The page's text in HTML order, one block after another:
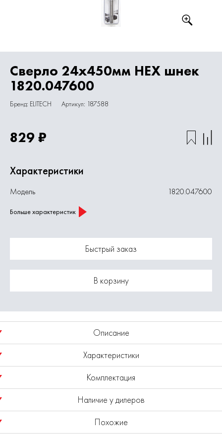
Сверло 24х450мм HEX шнек
1820.047600
Бренд: ELITECH Артикул: 187588
829 ₽
Характеристики
Модель 1820.047600
Больше характеристик
Быстрый заказ
В корзину
Описание
Сверло по дереву шнековое с центрирующим острием.
Хвостовик шестигранный.
Характеристики
Модель 1820.047600
Комплектация
Наличие у дилеров
Показано наличие в регионе
Похожие